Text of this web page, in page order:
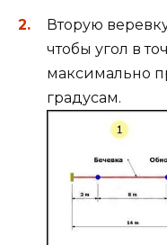
Вторую
чтобы угол в
максимально
градусам.